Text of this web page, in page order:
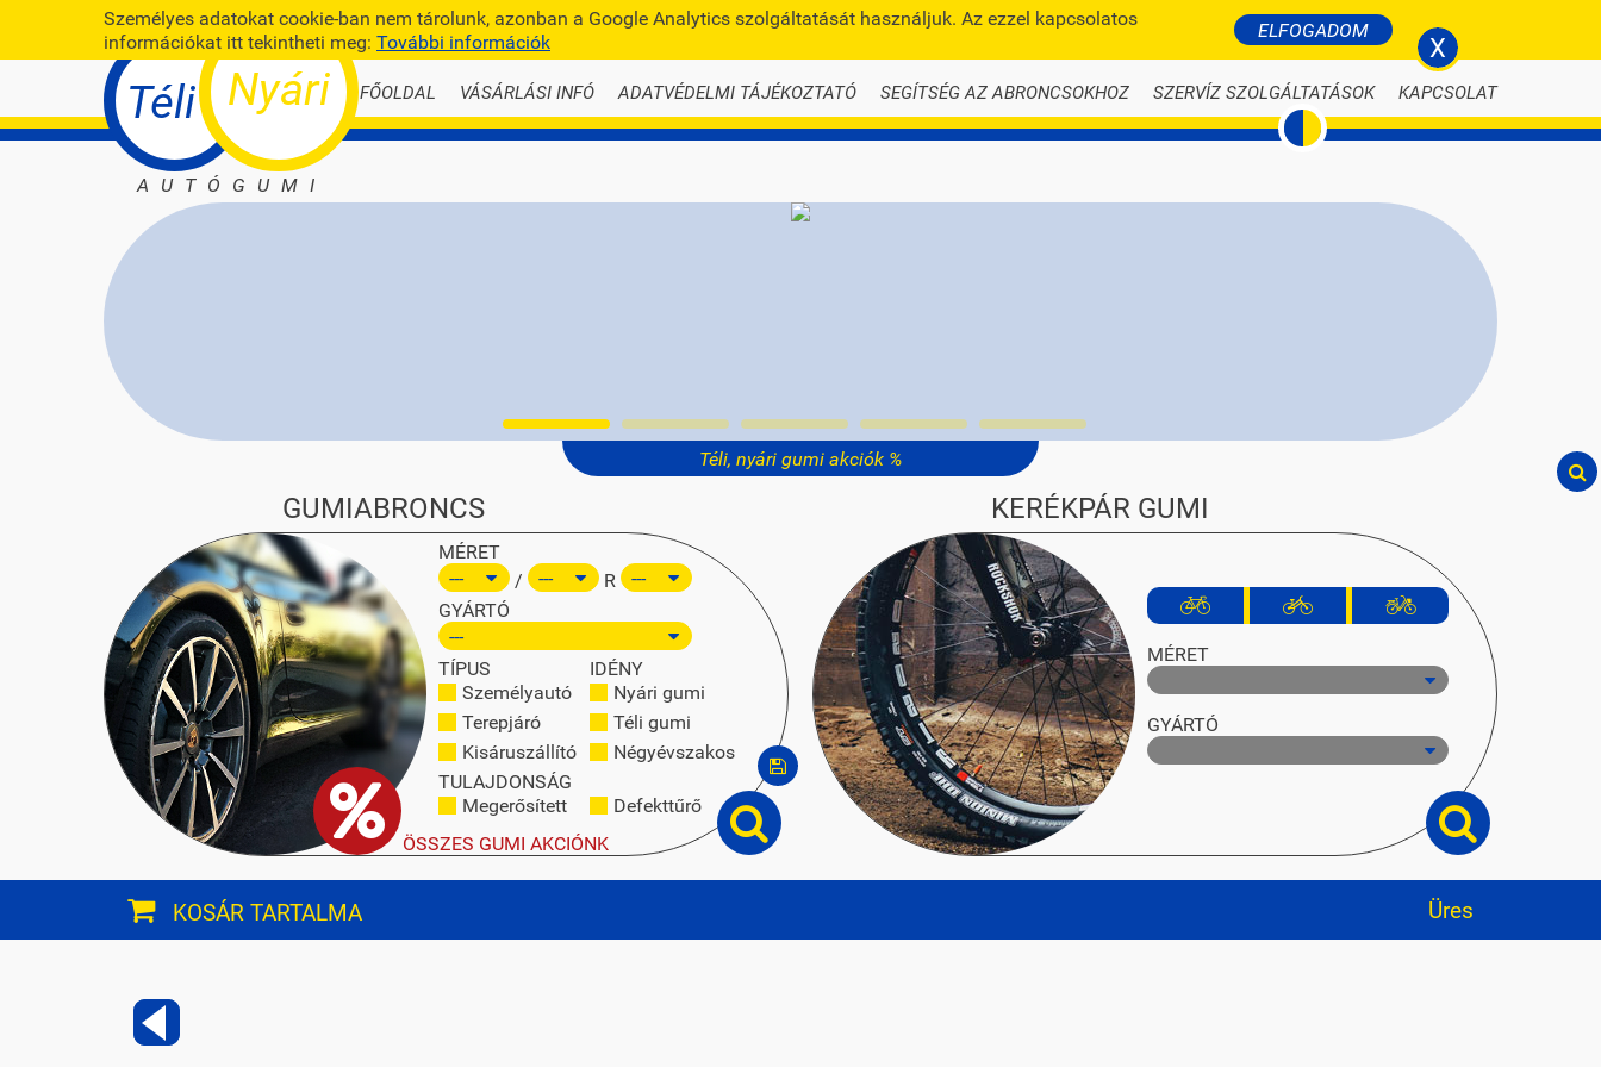
Személyes adatokat cookie-ban nem tárolunk, azonban a Google Analytics szolgáltatását használjuk. Az ezzel kapcsolatos
információkat itt tekintheti meg: További információk ELFOGADOM X
Téli Nyári
AUTÓGUMI
info@teli-nyari-autogumi.hu
BELÉPÉS
FŐOLDAL VÁSÁRLÁSI INFÓ ADATVÉDELMI TÁJÉKOZTATÓ SEGÍTSÉG AZ ABRONCSOKHOZ SZERVÍZ SZOLGÁLTATÁSOK KAPCSOLAT
Téli, nyári gumi akciók %
GUMIABRONCS
MÉRET
/
R
GYÁRTÓ
TÍPUS
Személyautó
Terepjáró
Kisáruszállító
IDÉNY
Nyári gumi
Téli gumi
Négyévszakos
TULAJDONSÁG
Megerősített
Defekttűrő
ÖSSZES GUMI AKCIÓNK
KERÉKPÁR GUMI
MÉRET
GYÁRTÓ
KOSÁR TARTALMA Üres